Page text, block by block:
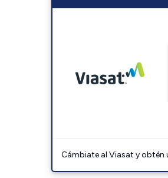
Cámbiate al Viasat y